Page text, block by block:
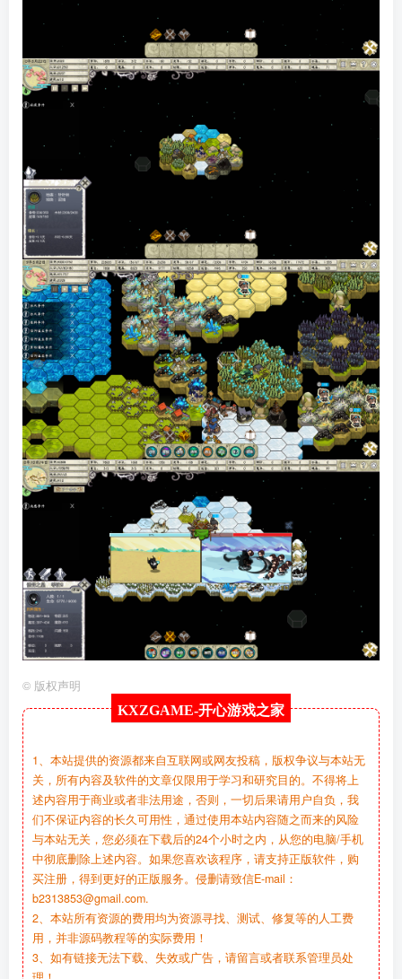
© 版权声明
KXZGAME-开心游戏之家
1、本站提供的资源都来自互联网或网友投稿，版权争议与本站无
关，所有内容及软件的文章仅限用于学习和研究目的。不得将上
述内容用于商业或者非法用途，否则，一切后果请用户自负，我
们不保证内容的长久可用性，通过使用本站内容随之而来的风险
与本站无关，您必须在下载后的24个小时之内，从您的电脑/手机
中彻底删除上述内容。如果您喜欢该程序，请支持正版软件，购
买注册，得到更好的正版服务。侵删请致信E-mail：
b2313853@gmail.com.
2、本站所有资源的费用均为资源寻找、测试、修复等的人工费
用，并非源码教程等的实际费用！
3、如有链接无法下载、失效或广告，请留言或者联系管理员处